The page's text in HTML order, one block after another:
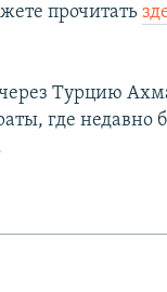
прочитать
Турцию
где недавно